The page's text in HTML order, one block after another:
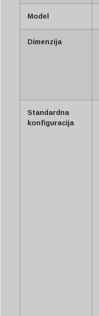
Model
Dimenzija
Standardna
konfiguracija